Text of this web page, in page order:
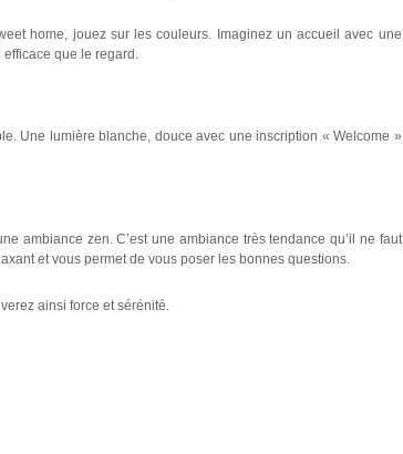
home, jouez sur les couleurs. Imaginez un accueil avec une
que le regard.
Une lumière blanche, douce avec une inscription « Welcome »
ambiance zen. C’est une ambiance très tendance qu’il ne faut
et vous permet de vous poser les bonnes questions.
ainsi force et sérénité.